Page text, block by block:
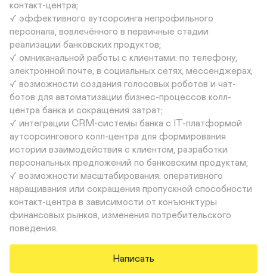
контакт-центра;
✓ эффективного аутсорсинга непрофильного
персонала, вовлечённого в первичные стадии
реализации банковских продуктов;
✓ омниканальной работы с клиентами: по телефону,
электронной почте, в социальных сетях, мессенджерах;
✓ возможности создания голосовых роботов и чат-
ботов для автоматизации бизнес-процессов колл-
центра банка и сокращения затрат;
✓ интеграции CRM-системы банка c IT-платформой
аутсорсингового колл-центра для формирования
истории взаимодействия с клиентом, разработки
персональных предложений по банковским продуктам;
✓ возможности масштабирования: оперативного
наращивания или сокращения пропускной способности
контакт-центра в зависимости от конъюнктуры
финансовых рынков, изменения потребительского
поведения.
Написать